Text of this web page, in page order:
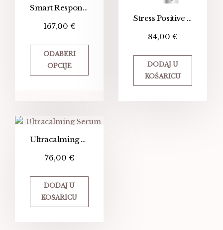
Smart Response Serum
167,00 €
ODABERI
OPCIJE
Stress Positive Eye Lift – 4 u 1 maska za područje oko očiju
84,00 €
DODAJ U
KOŠARICU
Ultracalming Serum Concentrate
76,00 €
DODAJ U
KOŠARICU